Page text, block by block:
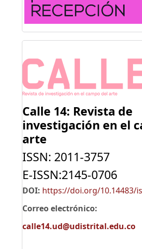
Calle 14: Revista de
investigación en el
arte
ISSN: 2011-3757
E-ISSN:2145-0706
DOI: https://doi.org/10.14483/
Correo electrónico:
calle14.ud@udistrital.edu.co